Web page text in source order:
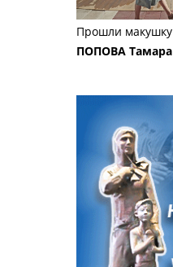
Прошли макушку
ПОПОВА Тамара